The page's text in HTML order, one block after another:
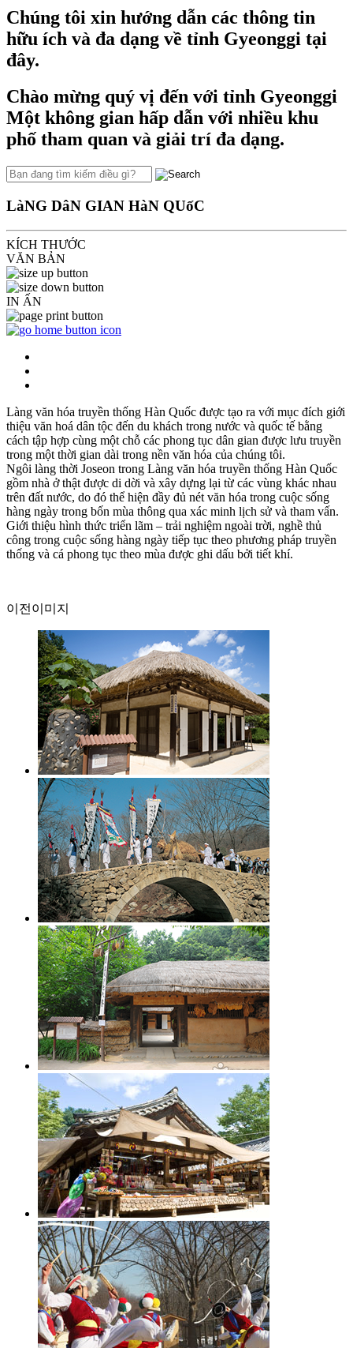
Chúng tôi xin hướng dẫn các thông tin
hữu ích và đa dạng về tỉnh Gyeonggi tại
đây.
Chào mừng quý vị đến với tỉnh Gyeonggi
Một không gian hấp dẫn với nhiều khu
phố tham quan và giải trí đa dạng.
LàNG DâN GIAN HàN QUốC
KÍCH THƯỚC
VĂN BẢN
IN ẤN
Làng văn hóa truyền thống Hàn Quốc được tạo ra với mục đích giới
thiệu văn hoá dân tộc đến du khách trong nước và quốc tế bằng
cách tập hợp cùng một chỗ các phong tục dân gian được lưu truyền
trong một thời gian dài trong nền văn hóa của chúng tôi.
Ngôi làng thời Joseon trong Làng văn hóa truyền thống Hàn Quốc
gồm nhà ở thật được di dời và xây dựng lại từ các vùng khác nhau
trên đất nước, do đó thể hiện đầy đủ nét văn hóa trong cuộc sống
hàng ngày trong bốn mùa thông qua xác minh lịch sử và tham vấn.
Giới thiệu hình thức triển lãm – trải nghiệm ngoài trời, nghề thủ
công trong cuộc sống hàng ngày tiếp tục theo phương pháp truyền
thống và cá phong tục theo mùa được ghi dấu bởi tiết khí.
이전이미지